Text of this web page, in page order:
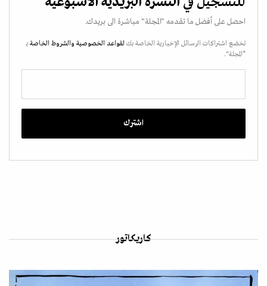
احصل على أفضل ما تقدمه "المجلة" مباشرة الى بريدك.
تخضع اشتراكات الرسائل الإخبارية الخاصة بك لقواعد الخصوصية والشروط الخاصة بـ
“المجلة".
كاريكاتور